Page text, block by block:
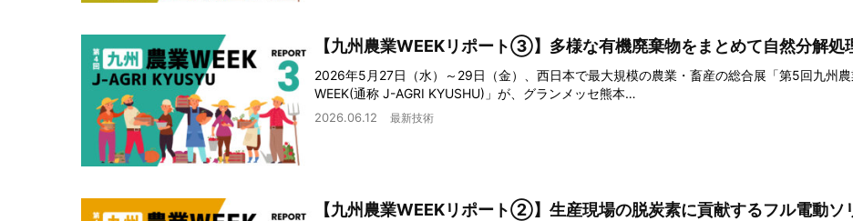
【九州農業WEEKリポート③】多様な有機廃棄物をまとめて自然分解処
2026年5月27日（水）～29日（金）、西日本で最大規模の農業・畜産の総合展「第5回九州
WEEK(通称 J-AGRI KYUSHU)」が、グランメッセ熊本…
2026.06.12 最新技術
【九州農業WEEKリポート②】生産現場の脱炭素に貢献するフル電動ソ